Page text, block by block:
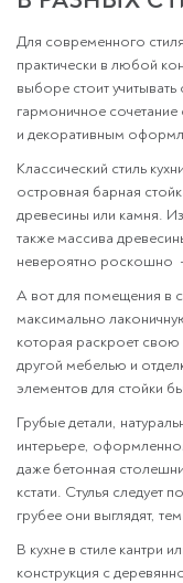
Для современного
практически в любой
выборе стоит
гармоничное сочетание
и декоративным
Классический стиль
островная барная
древесины или камня.
также массива
невероятно роскошно
А вот для помещения в
максимально
которая раскроет свою
другой мебелью и
элементов для стойки
Грубые детали,
интерьере,
даже бетонная
кстати. Стулья следует
грубее они выглядят,
В кухне в стиле кантри
конструкция с